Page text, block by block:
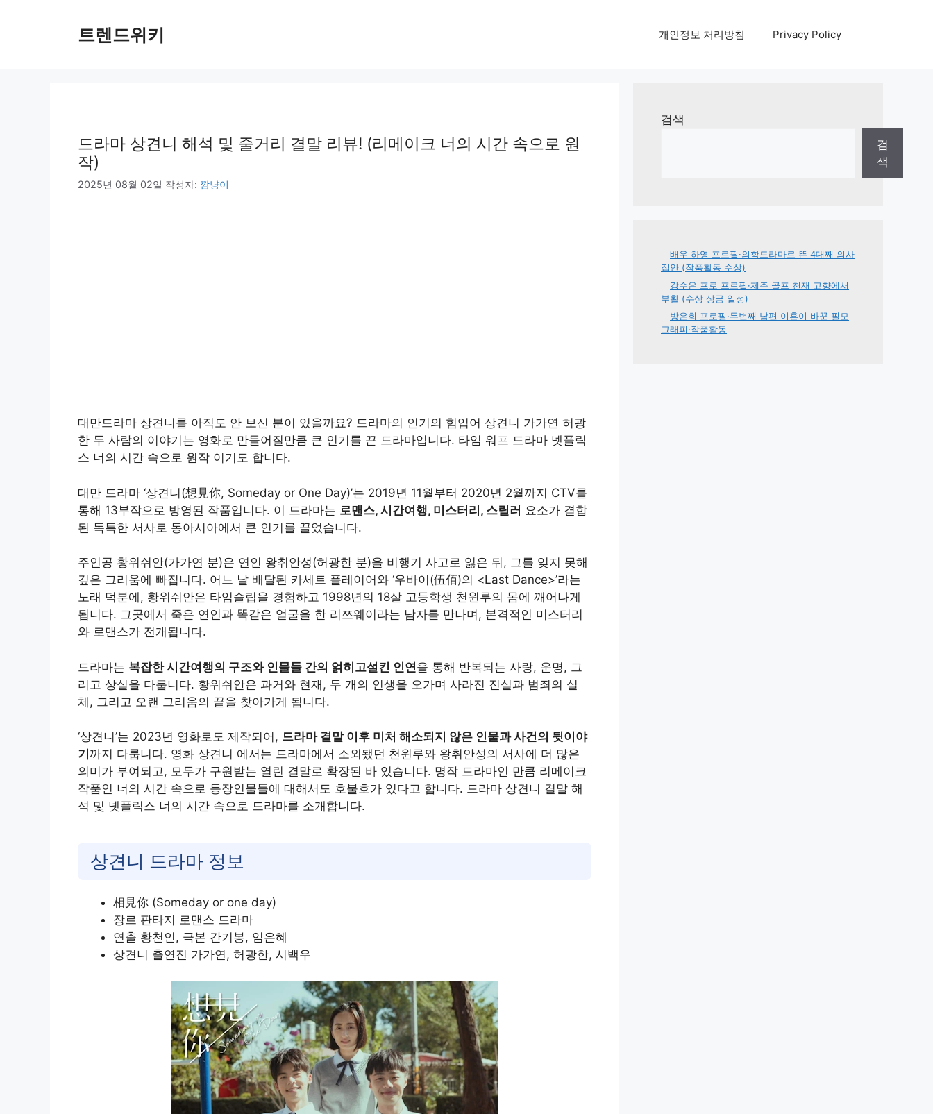
트렌드위키 개인정보 처리방침 Privacy Policy
드라마 상견니 해석 및 줄거리 결말 리뷰! (리메이크 너의 시간 속으로 원
작)
2025년 08월 02일 작성자: 깜냥이
대만드라마 상견니를 아직도 안 보신 분이 있을까요? 드라마의 인기의 힘입어 상견니 가가연 허광
한 두 사람의 이야기는 영화로 만들어질만큼 큰 인기를 끈 드라마입니다. 타임 워프 드라마 넷플릭
스 너의 시간 속으로 원작 이기도 합니다.
대만 드라마 ‘상견니(想見你, Someday or One Day)’는 2019년 11월부터 2020년 2월까지 CTV를
통해 13부작으로 방영된 작품입니다. 이 드라마는 로맨스, 시간여행, 미스터리, 스릴러 요소가 결합
된 독특한 서사로 동아시아에서 큰 인기를 끌었습니다.
주인공 황위쉬안(가가연 분)은 연인 왕취안성(허광한 분)을 비행기 사고로 잃은 뒤, 그를 잊지 못해
깊은 그리움에 빠집니다. 어느 날 배달된 카세트 플레이어와 ‘우바이(伍佰)의 <Last Dance>’라는
노래 덕분에, 황위쉬안은 타임슬립을 경험하고 1998년의 18살 고등학생 천윈루의 몸에 깨어나게
됩니다. 그곳에서 죽은 연인과 똑같은 얼굴을 한 리쯔웨이라는 남자를 만나며, 본격적인 미스터리
와 로맨스가 전개됩니다.
드라마는 복잡한 시간여행의 구조와 인물들 간의 얽히고설킨 인연을 통해 반복되는 사랑, 운명, 그
리고 상실을 다룹니다. 황위쉬안은 과거와 현재, 두 개의 인생을 오가며 사라진 진실과 범죄의 실
체, 그리고 오랜 그리움의 끝을 찾아가게 됩니다.
‘상견니’는 2023년 영화로도 제작되어, 드라마 결말 이후 미처 해소되지 않은 인물과 사건의 뒷이야
기 까지 다룹니다. 영화 상견니 에서는 드라마에서 소외됐던 천윈루와 왕취안성의 서사에 더 많은
의미가 부여되고, 모두가 구원받는 열린 결말로 확장된 바 있습니다. 명작 드라마인 만큼 리메이크
작품인 너의 시간 속으로 등장인물들에 대해서도 호불호가 있다고 합니다. 드라마 상견니 결말 해
석 및 넷플릭스 너의 시간 속으로 드라마를 소개합니다.
상견니 드라마 정보
相見你 (Someday or one day)
장르 판타지 로맨스 드라마
연출 황천인, 극본 간기봉, 임은혜
상견니 출연진 가가연, 허광한, 시백우
검색
검
색
배우 하영 프로필·의학드라마로 뜬 4대째 의사
집안 (작품활동 수상)
강수은 프로 프로필·제주 골프 천재 고향에서
부활 (수상 상금 일정)
방은희 프로필·두번째 남편 이혼이 바꾼 필모
그래피·작품활동